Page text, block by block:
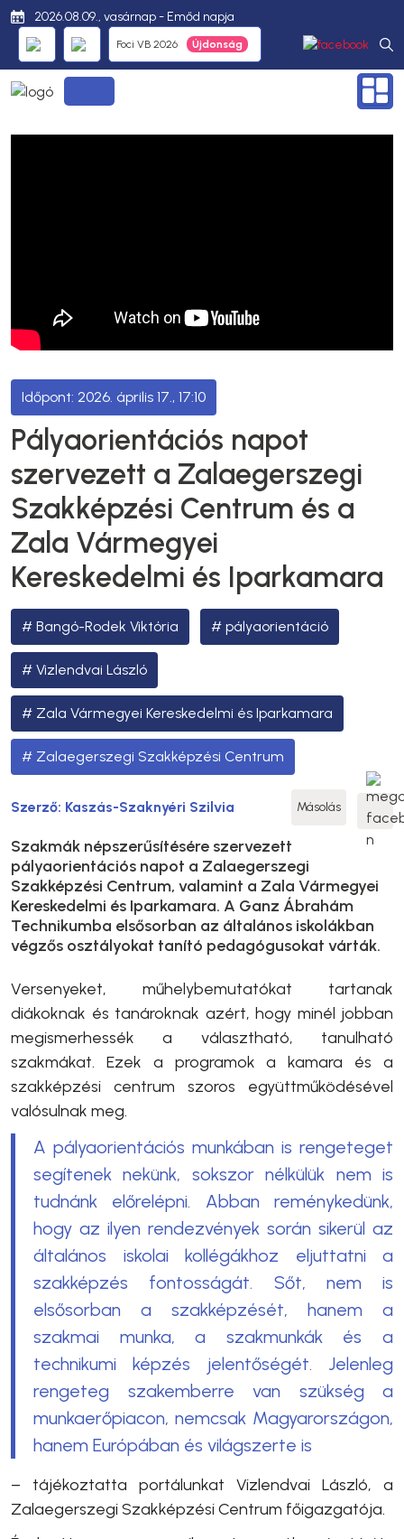
2026.08.09., vasárnap - Emőd napja
Foci VB 2026
2026. április 17., 17:10
Pályaorientációs napot
szervezett a Zalaegerszegi
Szakképzési Centrum és a
Zala Vármegyei
Kereskedelmi és Iparkamara
Bangó-Rodek Viktória pályaorientáció
Vizlendvai László
Zala Vármegyei Kereskedelmi és Iparkamara
Zalaegerszegi Szakképzési Centrum
Szerző: Kaszás-Szaknyéri Szilvia Másolás
Szakmák népszerűsítésére szervezett
pályaorientációs napot a Zalaegerszegi
Szakképzési Centrum, valamint a Zala Vármegyei
Kereskedelmi és Iparkamara. A Ganz Ábrahám
Technikumba elsősorban az általános iskolákban
végzős osztályokat tanító pedagógusokat várták.
Versenyeket, műhelybemutatókat tartanak
diákoknak és tanároknak azért, hogy minél jobban
megismerhessék a választható, tanulható
szakmákat. Ezek a programok a kamara és a
szakképzési centrum szoros együttműködésével
valósulnak meg.
A pályaorientációs munkában is rengeteget
segítenek nekünk, sokszor nélkülük nem is
tudnánk előrelépni. Abban reménykedünk,
hogy az ilyen rendezvények során sikerül az
általános iskolai kollégákhoz eljuttatni a
szakképzés fontosságát. Sőt, nem is
elsősorban a szakképzését, hanem a
szakmai munka, a szakmunkák és a
technikumi képzés jelentőségét. Jelenleg
rengeteg szakemberre van szükség a
munkaerőpiacon, nemcsak Magyarországon,
hanem Európában és világszerte is
– tájékoztatta portálunkat Vizlendvai László, a
Zalaegerszegi Szakképzési Centrum főigazgatója.